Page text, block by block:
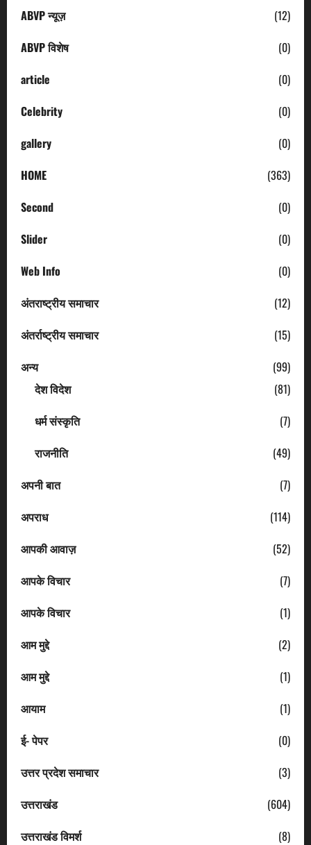
ABVP न्यूज़
(12)
ABVP विशेष
(0)
article
(0)
Celebrity
(0)
gallery
(0)
HOME
(363)
Second
(0)
Slider
(0)
Web Info
(0)
अंतराष्ट्रीय समाचार
(12)
अंतर्राष्ट्रीय समाचार
(15)
अन्य
(99)
देश विदेश
(81)
धर्म संस्कृति
(7)
राजनीति
(49)
अपनी बात
(7)
अपराध
(114)
आपकी आवाज़
(52)
आपके विचार
(7)
आपके विचार
(1)
आम मुद्दे
(2)
आम मुद्दे
(1)
आयाम
(1)
ई- पेपर
(0)
उत्तर प्रदेश समाचार
(3)
उत्तराखंड
(604)
उत्तराखंड विमर्श
(8)